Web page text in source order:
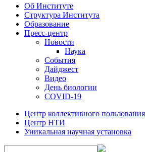
Об Институте
Структура Института
Образование
Пресс-центр
Новости
Наука
События
Дайджест
Видео
День биологии
COVID-19
Центр коллективного пользования
Центр НТИ
Уникальная научная установка